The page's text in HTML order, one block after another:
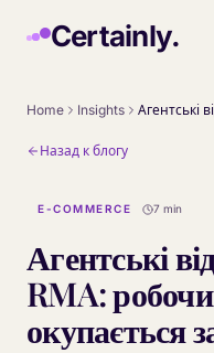
Certainly.
Home Insights
Назад к блогу
E-COMMERCE 7 min
Агентські
RMA:
окупається